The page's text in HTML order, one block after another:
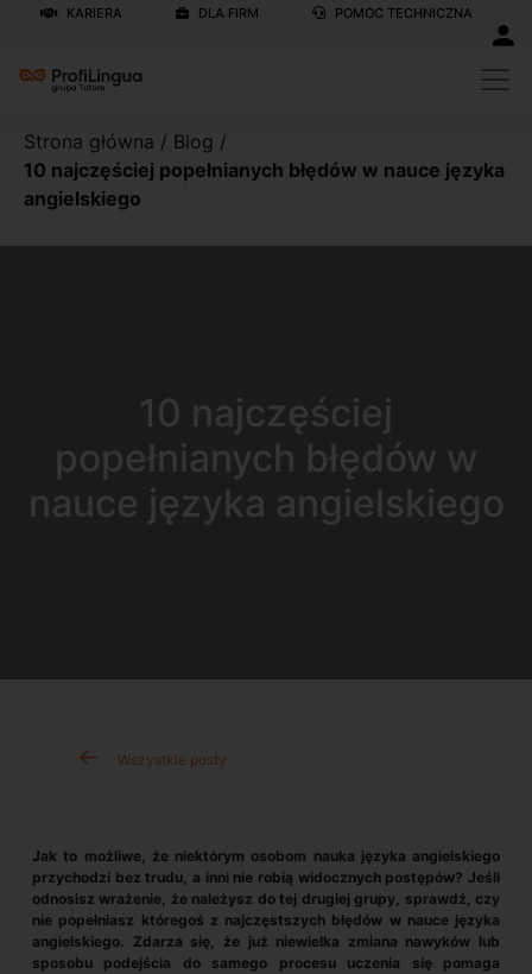
KARIERA DLA FIRM POMOC TECHNICZNA
Strona główna / Blog /
10 najczęściej popełnianych błędów w nauce języka
angielskiego
10 najczęściej
popełnianych błędów w
nauce języka angielskiego
Wszystkie posty
Jak to możliwe, że niektórym osobom nauka języka angielskiego
przychodzi bez trudu, a inni nie robią widocznych postępów? Jeśli
odnosisz wrażenie, że należysz do tej drugiej grupy, sprawdź, czy
nie popełniasz któregoś z najczęstszych błędów w nauce języka
angielskiego. Zdarza się, że już niewielka zmiana nawyków lub
sposobu podejścia do samego procesu uczenia się pomaga